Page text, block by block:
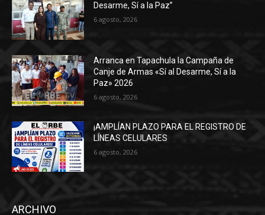
Desarme, Sí a la Paz”
6 agosto, 2026
Arranca en Tapachula la Campaña de
Canje de Armas «Sí al Desarme, Sí a la
Paz» 2026
6 agosto, 2026
¡AMPLÍAN PLAZO PARA EL REGISTRO DE
LÍNEAS CELULARES
6 agosto, 2026
ARCHIVO